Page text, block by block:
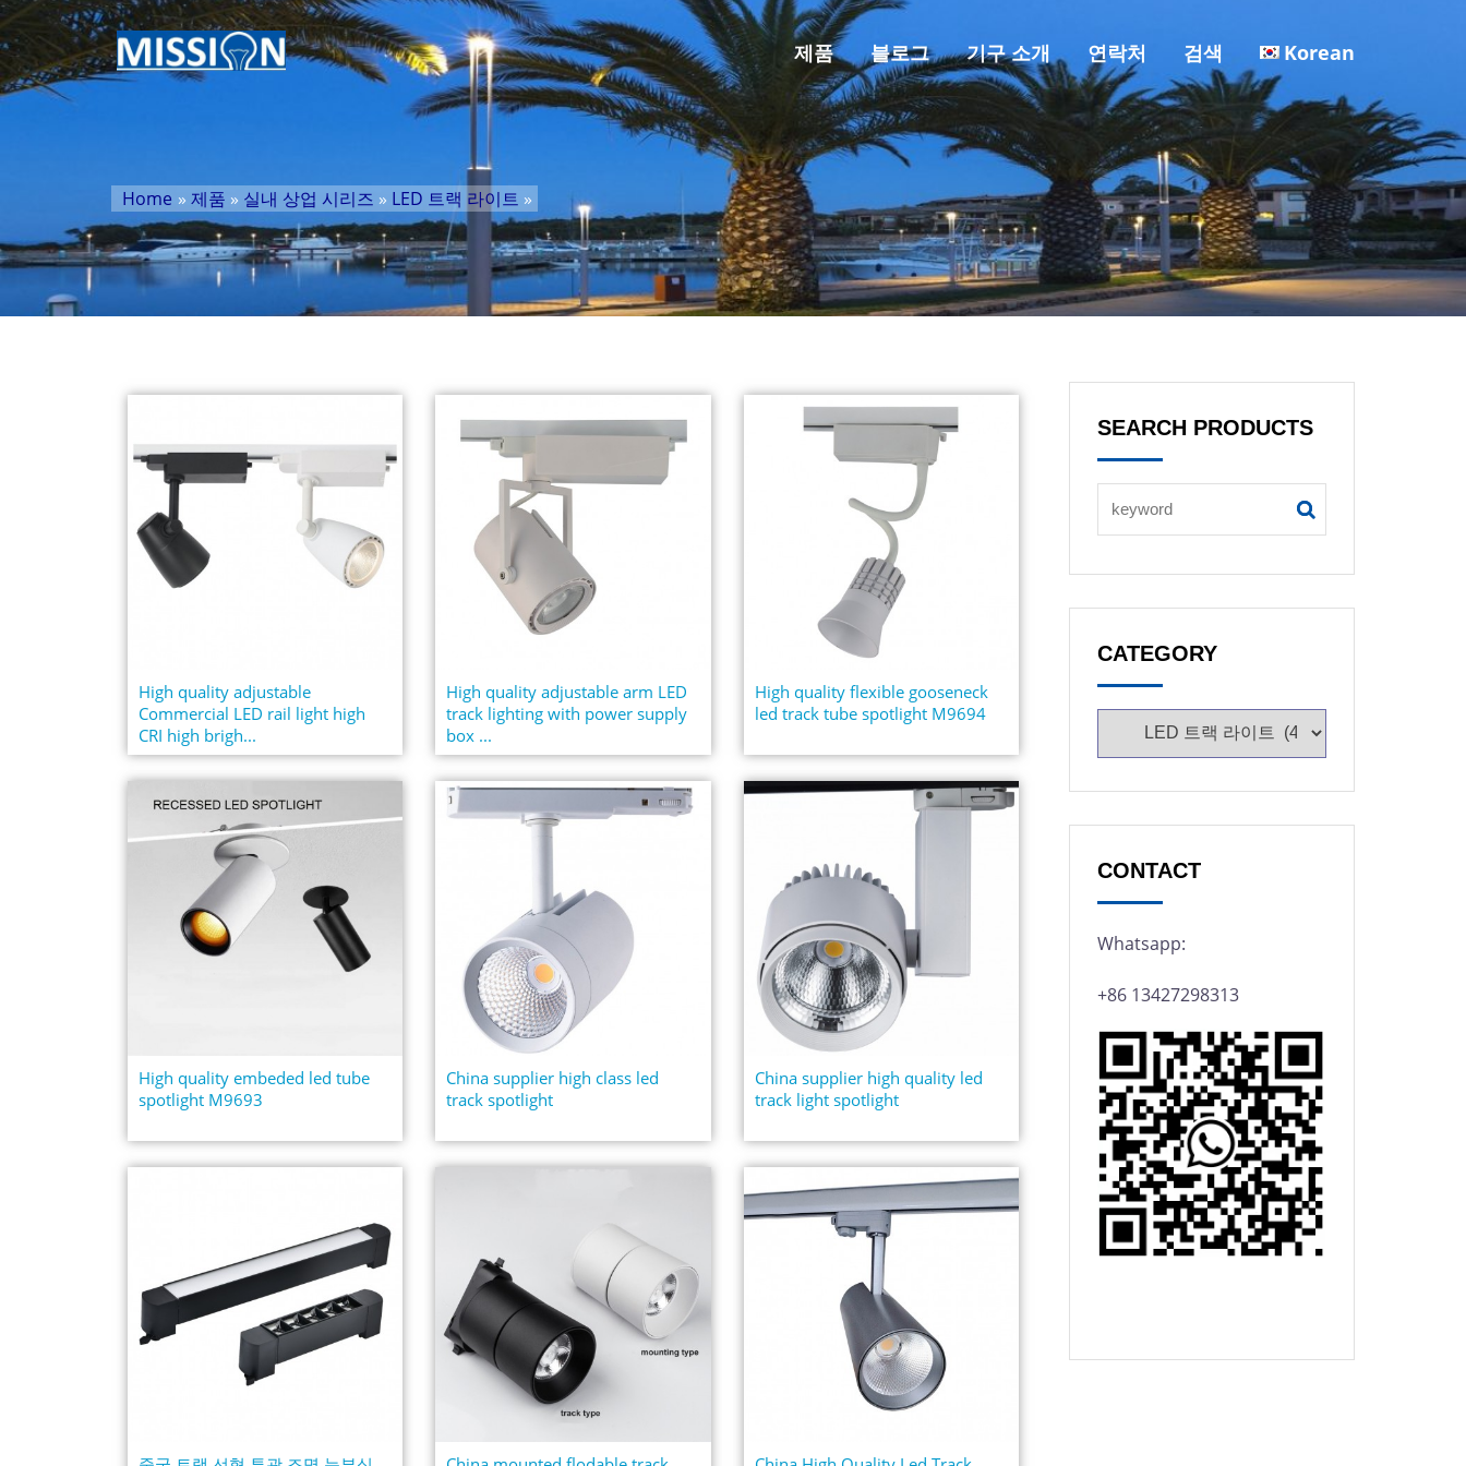
제품 블로그 기구 소개 연락처 검색 Korean
Home » 제품 » 실내 상업 시리즈 » LED 트랙 라이트 »
High quality adjustable
Commercial LED rail light high
CRI high brigh...
High quality adjustable arm LED
track lighting with power supply
box ...
High quality flexible gooseneck
led track tube spotlight M9694
High quality embeded led tube
spotlight M9693
China supplier high class led
track spotlight
China supplier high quality led
track light spotlight
SEARCH PRODUCTS
CATEGORY
CONTACT
Whatsapp:
+86 13427298313